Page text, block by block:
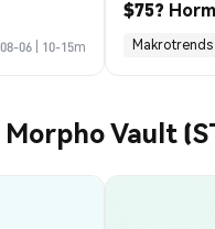
06 10-15m
$75?
heute
Makrotrends
Vault